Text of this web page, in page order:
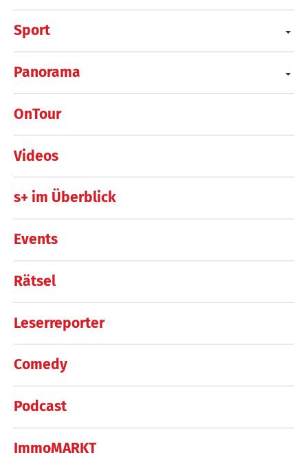
Sport
Panorama
OnTour
Videos
s+ im Überblick
Events
Rätsel
Leserreporter
Comedy
Podcast
ImmoMARKT